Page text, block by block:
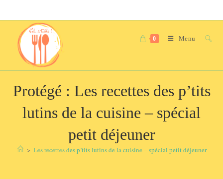
to
0 Menu
Protégé : Les recettes des p’tits
lutins de la cuisine – spécial
petit déjeuner
> Les recettes des p’tits lutins de la cuisine – spécial petit déjeuner